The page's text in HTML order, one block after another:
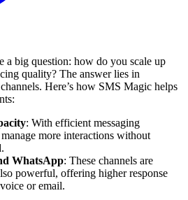
a big question: how do you scale up
quality? The answer lies in
Here’s how SMS Magic helps
: With efficient messaging
more interactions without
WhatsApp: These channels are
powerful, offering higher response
or email.